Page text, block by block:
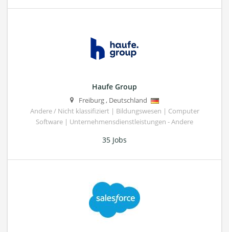
Haufe Group
Freiburg, Deutschland
Andere / Nicht klassifiziert | Bildungswesen | Computer
Software | Unternehmensdienstleistungen - Andere
35 Jobs